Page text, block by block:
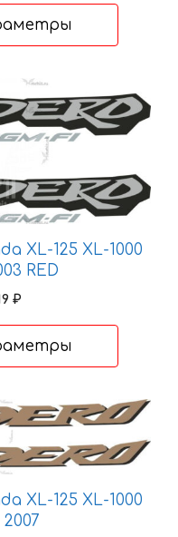
–
XL-125 XL-1000
RED
₽Диапазон
–
XL-125 XL-1000
2007